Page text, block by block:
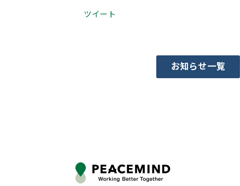
ツイート
お知らせ一覧